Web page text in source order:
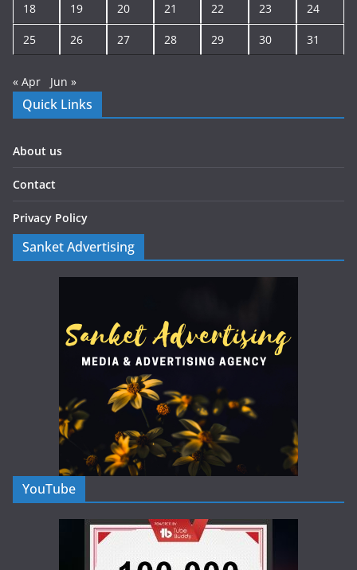
18 19 20 21 22 23 24
25 26 27 28 29 30 31
« Apr Jun »
Quick Links
About us
Contact
Privacy Policy
Sanket Advertising
YouTube